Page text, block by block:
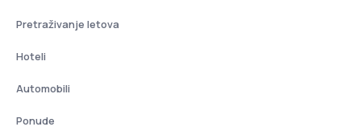
Pretraživanje letova
Hoteli
Automobili
Ponude